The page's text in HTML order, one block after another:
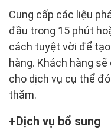
Cung cấp các liệu
đầu trong 15 phút
cách tuyệt vời để
hàng. Khách hàng
cho dịch vụ cụ thể
thăm.
Dịch vụ bổ sung